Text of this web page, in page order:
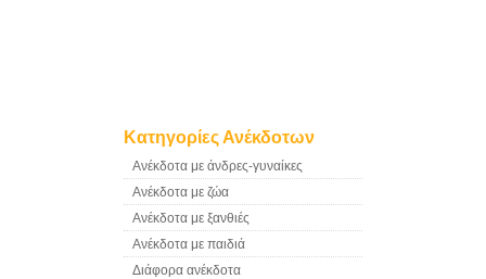
Κατηγορίες Ανέκδοτων
Ανέκδοτα με άνδρες-γυναίκες
Ανέκδοτα με ζώα
Ανέκδοτα με ξανθιές
Ανέκδοτα με παιδιά
Διάφορα ανέκδοτα